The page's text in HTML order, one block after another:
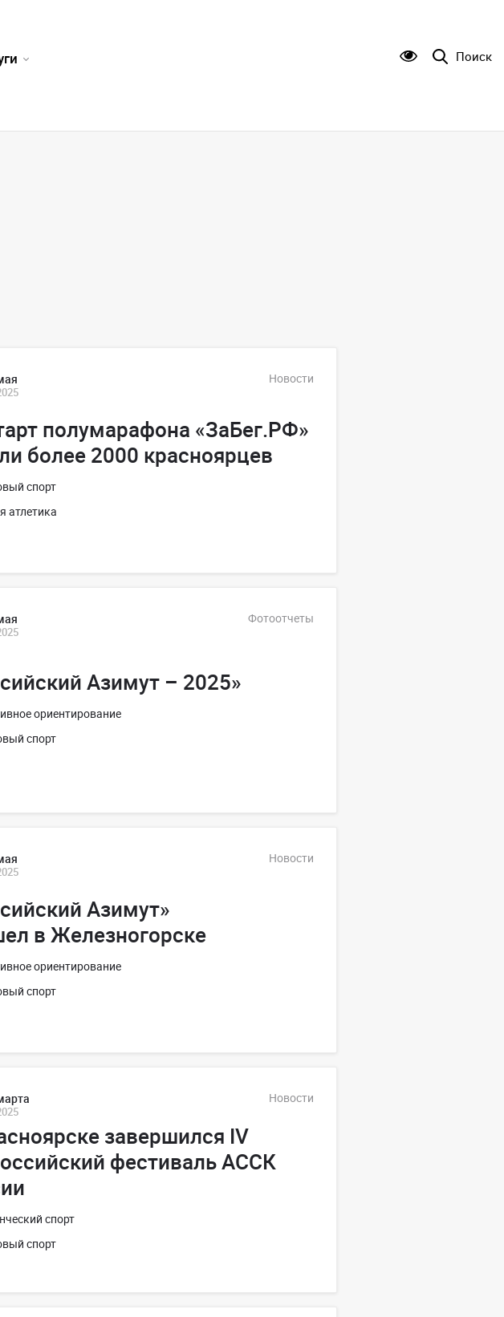
Поиск
Новости
полумарафона «ЗаБег.РФ»
более 2000 красноярцев
спорт
атлетика
Фотоотчеты
Азимут – 2025»
ориентирование
спорт
Новости
Азимут»
в Железногорске
ориентирование
спорт
Новости
завершился IV
фестиваль АССК
спорт
спорт